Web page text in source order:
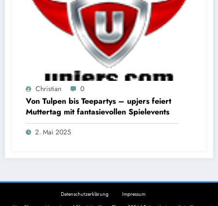
Christian 0
Von Tulpen bis Teepartys – upjers feiert
Muttertag mit fantasievollen Spielevents
2. Mai 2025
Datenschutzerklärung
Impressum